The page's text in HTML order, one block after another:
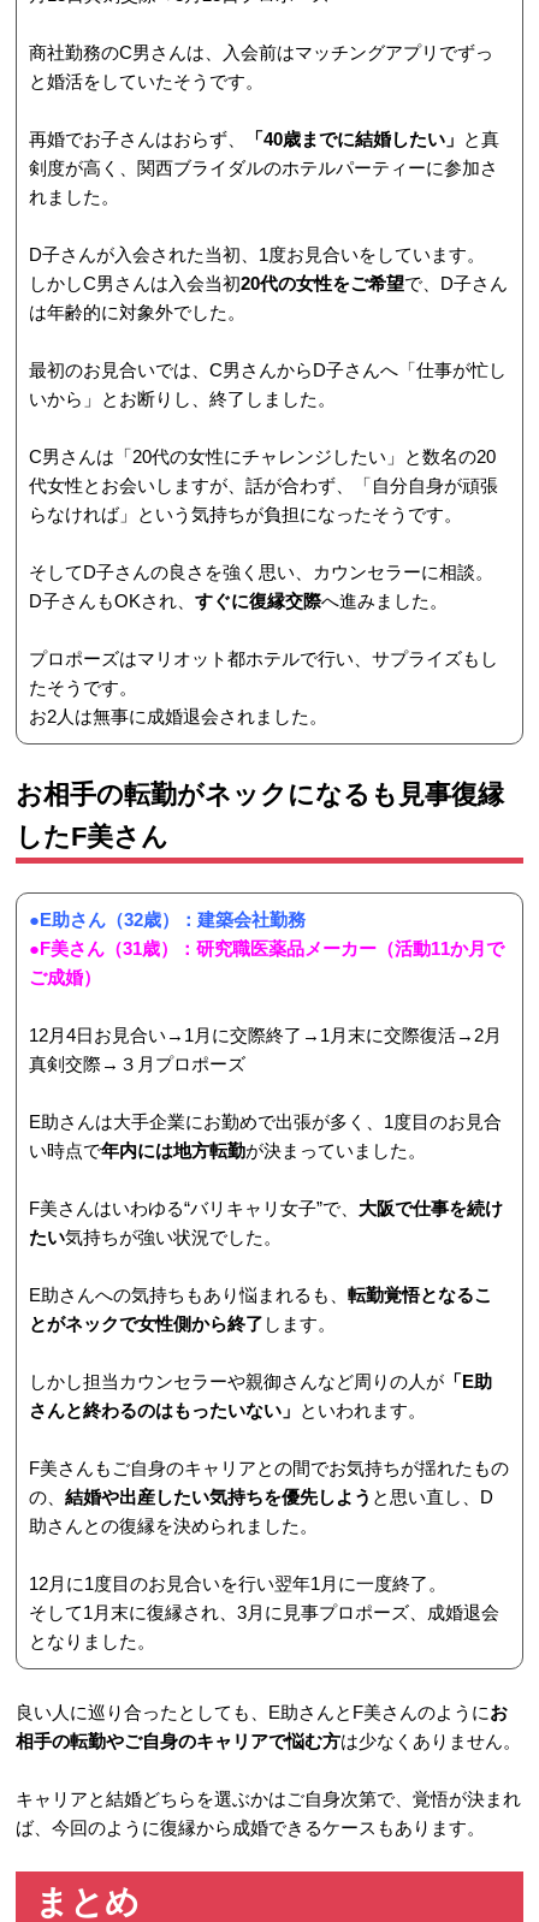
商社勤務のC男さんは、入会前はマッチングアプリでずっ
と婚活をしていたそうです。
再婚でお子さんはおらず、 「40歳までに結婚したい」 と真
剣度が高く、関西ブライダルのホテルパーティーに参加さ
れました。
D子さんが入会された当初、1度お見合いをしています。
しかしC男さんは入会当初20代の女性をご希望で、D子さん
は年齢的に対象外でした。
最初のお見合いでは、C男さんからD子さんへ「仕事が忙し
いから」とお断りし、終了しました。
C男さんは「20代の女性にチャレンジしたい」と数名の20
代女性とお会いしますが、話が合わず、「自分自身が頑張
らなければ」という気持ちが負担になったそうです。
そしてD子さんの良さを強く思い、カウンセラーに相談。
D子さんもOKされ、すぐに復縁交際へ進みました。
プロポーズはマリオット都ホテルで行い、サプライズもし
たそうです。
お2人は無事に成婚退会されました。
お相手の転勤がネックになるも見事復縁
したF美さん
●E助さん（32歳）：建築会社勤務
●F美さん（31歳）：研究職医薬品メーカー（活動11か月で
ご成婚）
12月4日お見合い→1月に交際終了→1月末に交際復活→2月
真剣交際→３月プロポーズ
E助さんは大手企業にお勤めで出張が多く、1度目のお見合
い時点で年内には地方転勤が決まっていました。
F美さんはいわゆる“バリキャリ女子”で、 大阪で仕事を続け
たい気持ちが強い状況でした。
E助さんへの気持ちもあり悩まれるも、転勤覚悟となるこ
とがネックで女性側から終了 します。
しかし担当カウンセラーや親御さんなど周りの人が 「E助
さんと終わるのはもったいない」 といわれます。
F美さんもご自身のキャリアとの間でお気持ちが揺れたもの
の、結婚や出産したい気持ちを優先しよう と思い直し、D
助さんとの復縁を決められました。
12月に1度目のお見合いを行い翌年1月に一度終了。
そして1月末に復縁され、3月に見事プロポーズ、成婚退会
となりました。
良い人に巡り合ったとしても、E助さんとF美さんのようにお
相手の転勤やご自身のキャリアで悩む方は少なくありません。
キャリアと結婚どちらを選ぶかはご自身次第で、覚悟が決まれ
ば、今回のように復縁から成婚できるケースもあります。
まとめ